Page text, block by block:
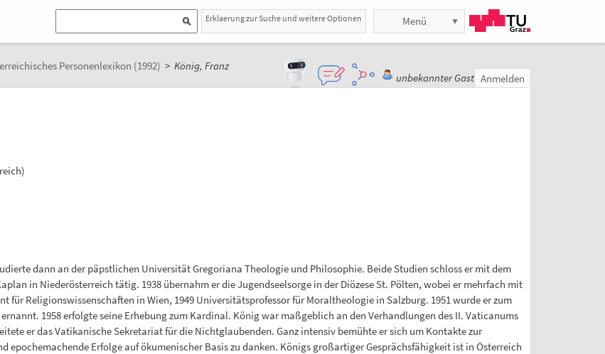
Erklaerung zur Suche und weitere Optionen Menü
Personenlexikon (1992) > König, Franz
unbekannter Gast Anmelden
dann an der päpstlichen Universität Gregoriana Theologie und Philosophie. Beide Studien schloss er mit dem
in Niederösterreich tätig. 1938 übernahm er die Jugendseelsorge in der Diözese St. Pölten, wobei er mehrfach mit
für Religionswissenschaften in Wien, 1949 Universitätsprofessor für Moraltheologie in Salzburg. 1951 wurde er zum
1958 erfolgte seine Erhebung zum Kardinal. König war maßgeblich an den Verhandlungen des II. Vaticanums
er das Vatikanische Sekretariat für die Nichtglaubenden. Ganz intensiv bemühte er sich um Kontakte zur
epochemachende Erfolge auf ökumenischer Basis zu danken. Königs großartiger Gesprächsfähigkeit ist in Österreich